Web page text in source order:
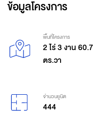
ข้อมูลโครงการ
พื้นที่โครงการ
2 ไร่ 3 งาน 60.7
ตร.วา
จำนวนยูนิต
444